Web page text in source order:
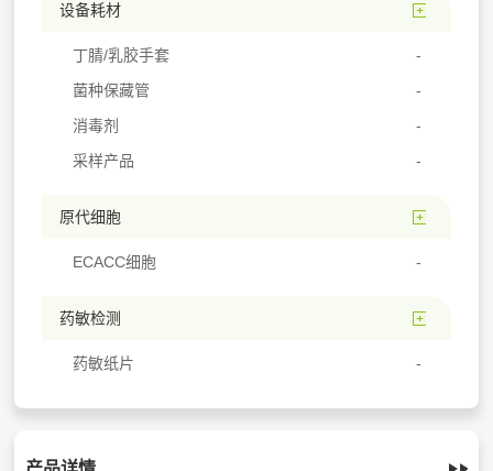
设备耗材
丁腈/乳胶手套
菌种保藏管
消毒剂
采样产品
原代细胞
ECACC细胞
药敏检测
药敏纸片